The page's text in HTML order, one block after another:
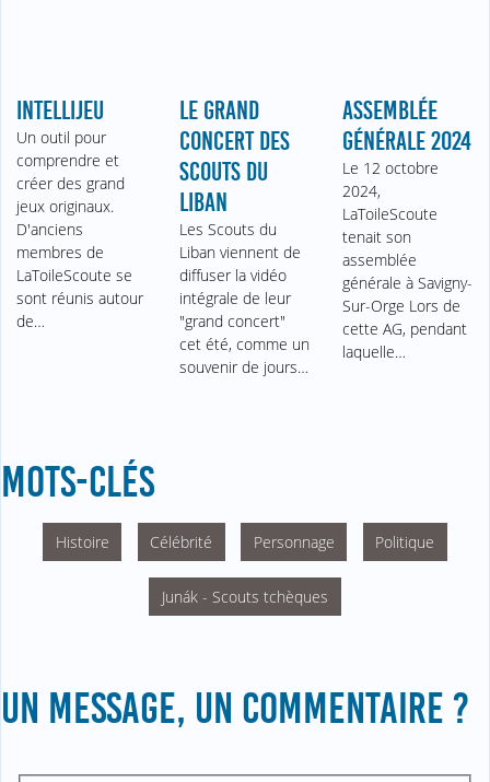
INTELLIJEU
Un outil pour
comprendre et
créer des grand
jeux originaux.
D'anciens
membres de
LaToileScoute se
sont réunis autour
de…
LE GRAND
CONCERT DES
SCOUTS DU
LIBAN
Les Scouts du
Liban viennent de
diffuser la vidéo
intégrale de leur
"grand concert"
cet été, comme un
souvenir de jours…
ASSEMBLÉE
GÉNÉRALE 2024
Le 12 octobre
2024,
LaToileScoute
tenait son
assemblée
générale à Savigny-
Sur-Orge Lors de
cette AG, pendant
laquelle…
MOTS-CLÉS
Histoire Célébrité Personnage Politique
Junák - Scouts tchèques
UN MESSAGE, UN COMMENTAIRE ?